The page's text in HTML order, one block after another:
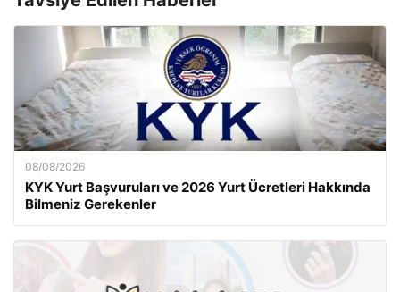
08/08/2026
KYK Yurt Başvuruları ve 2026 Yurt Ücretleri Hakkında
Bilmeniz Gerekenler